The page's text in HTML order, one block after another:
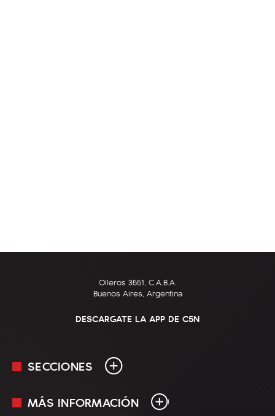
Olleros 3551, C.A.B.A.
Buenos Aires, Argentina
DESCARGATE LA APP DE C5N
SECCIONES
En Vivo
MÁS INFORMACIÓN